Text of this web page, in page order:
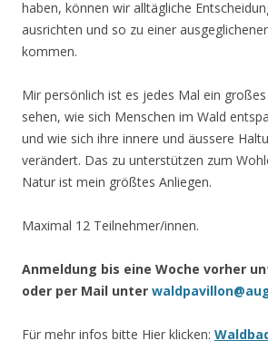
haben, können wir alltägliche
ausrichten und so zu einer
kommen.
Mir persönlich ist es jedes Mal ein
sehen, wie sich Menschen im Wald
und wie sich ihre innere und äussere
verändert. Das zu unterstützen zum
Natur ist mein größtes Anliegen.
Maximal 12 Teilnehmer/innen.
Anmeldung bis eine Woche vorher
oder per Mail unter
Für mehr infos bitte Hier klicken: